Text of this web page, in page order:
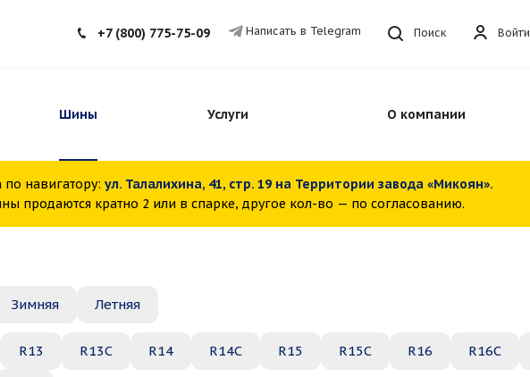
Войти
Поиск
+7 (800) 775-75-09 Написать в Telegram
Шины Услуги О компании
навигатору: ул. Талалихина, 41, стр. 19 на Территории завода «Микоян».
продаются кратно 2 или в спарке, другое кол-во — по согласованию.
Зимняя Летняя
R13 R13C R14 R14C R15 R15C R16 R16C